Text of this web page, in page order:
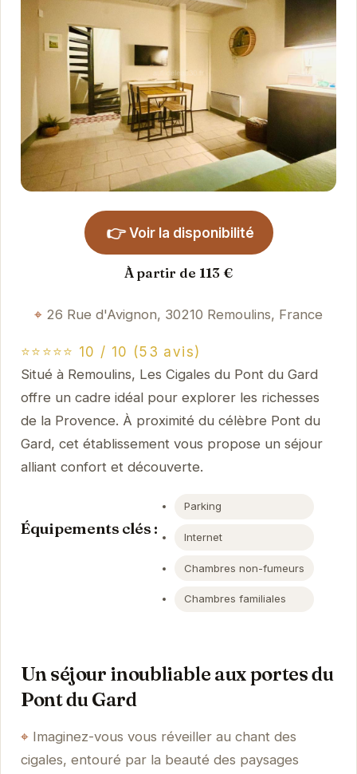
👉 Voir la disponibilité
À partir de 113 €
26 Rue d'Avignon, 30210 Remoulins, France
⭐⭐⭐⭐⭐ 10 / 10 (53 avis)
Situé à Remoulins, Les Cigales du Pont du Gard
offre un cadre idéal pour explorer les richesses
de la Provence. À proximité du célèbre Pont du
Gard, cet établissement vous propose un séjour
alliant confort et découverte.
Équipements clés :
Parking
Internet
Chambres non-fumeurs
Chambres familiales
Un séjour inoubliable aux portes du
Pont du Gard
Imaginez-vous vous réveiller au chant des
cigales, entouré par la beauté des paysages